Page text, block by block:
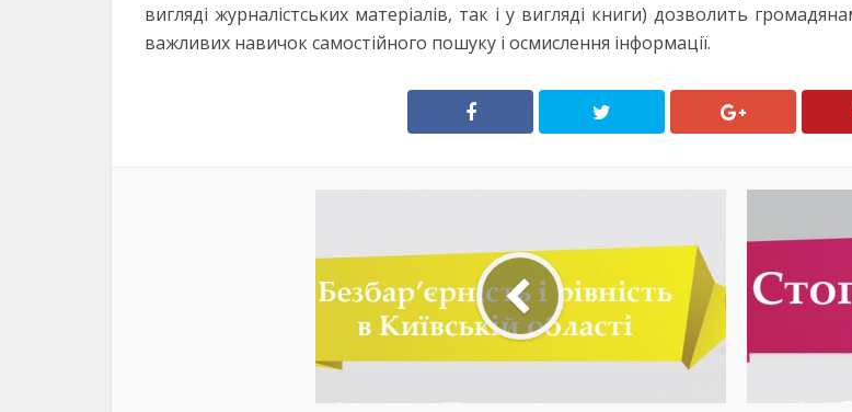
вигляді журналістських матеріалів, так і у вигляді книги) дозволить
важливих навичок самостійного пошуку і осмислення інформації.